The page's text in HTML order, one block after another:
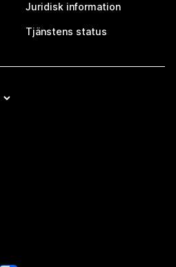
Juridisk information
Tjänstens status